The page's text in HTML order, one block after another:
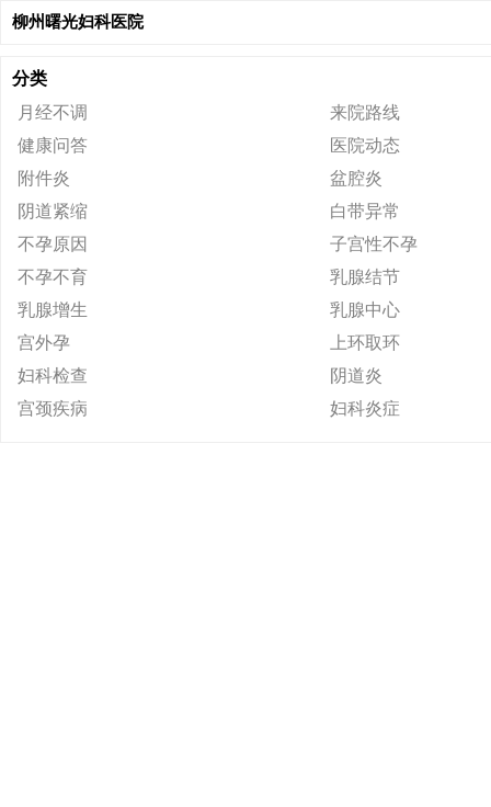
柳州曙光妇科医院
分类
月经不调
来院路线
健康问答
医院动态
附件炎
盆腔炎
阴道紧缩
白带异常
不孕原因
子宫性不孕
不孕不育
乳腺结节
乳腺增生
乳腺中心
宫外孕
上环取环
妇科检查
阴道炎
宫颈疾病
妇科炎症